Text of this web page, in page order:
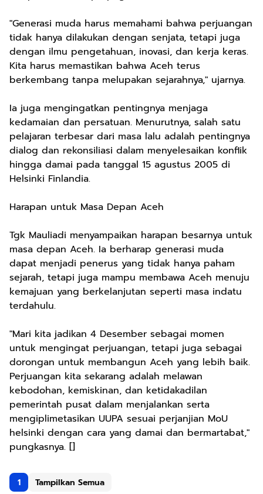
"Generasi muda harus memahami bahwa perjuangan
tidak hanya dilakukan dengan senjata, tetapi juga
dengan ilmu pengetahuan, inovasi, dan kerja keras.
Kita harus memastikan bahwa Aceh terus
berkembang tanpa melupakan sejarahnya," ujarnya.
Ia juga mengingatkan pentingnya menjaga
kedamaian dan persatuan. Menurutnya, salah satu
pelajaran terbesar dari masa lalu adalah pentingnya
dialog dan rekonsiliasi dalam menyelesaikan konflik
hingga damai pada tanggal 15 agustus 2005 di
Helsinki Finlandia.
Harapan untuk Masa Depan Aceh
Tgk Mauliadi menyampaikan harapan besarnya untuk
masa depan Aceh. Ia berharap generasi muda
dapat menjadi penerus yang tidak hanya paham
sejarah, tetapi juga mampu membawa Aceh menuju
kemajuan yang berkelanjutan seperti masa indatu
terdahulu.
"Mari kita jadikan 4 Desember sebagai momen
untuk mengingat perjuangan, tetapi juga sebagai
dorongan untuk membangun Aceh yang lebih baik.
Perjuangan kita sekarang adalah melawan
kebodohan, kemiskinan, dan ketidakadilan
pemerintah pusat dalam menjalankan serta
mengiplimetasikan UUPA sesuai perjanjian MoU
helsinki dengan cara yang damai dan bermartabat,"
pungkasnya. []
1 Tampilkan Semua